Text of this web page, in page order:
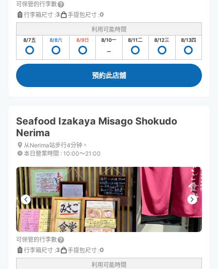
可保管的行李數
行李箱尺寸 :3 手提包尺寸 :0
利用可能時間
8/7五 8/8六 8/9日 8/10一 8/11二 8/12三 8/13四
預約此店舖
Seafood Izakaya Misago Shokudo
Nerima
从Nerima站步行4分钟。
本日營業時間 : 10:00〜21:00
可保管的行李數
行李箱尺寸 :3 手提包尺寸 :0
利用可能時間